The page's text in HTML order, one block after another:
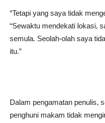
“Tetapi yang saya tidak
“Sewaktu mendekati lokasi,
semula. Seolah-olah saya
itu.”
Dalam pengamatan penulis,
penghuni makam tidak